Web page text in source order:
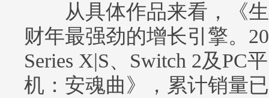
从具体作品来看，《生
财年最强劲的增长引擎。
Series X|S、Switch 2及PC
机：安魂曲》，累计销量